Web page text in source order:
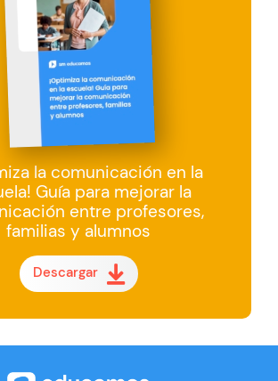
la comunicación en la
Guía para mejorar la
entre profesores,
familias y alumnos
Descargar